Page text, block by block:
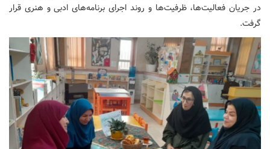
در جریان فعالیت‌ها، ظرفیت‌ها و روند اجرای برنامه‌های ادبی و هنری قرار
گرفت.